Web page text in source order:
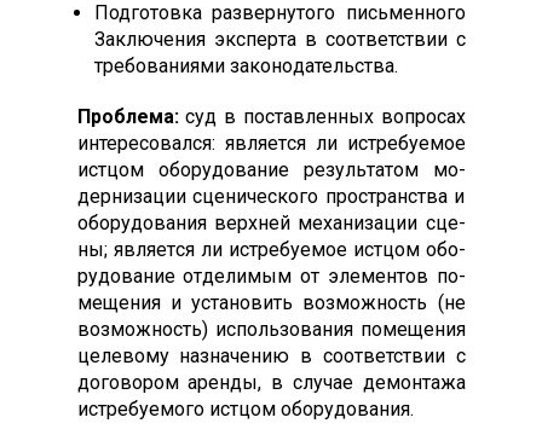
Под­го­тов­ка раз­верну­того пись­мен­но­го
Зак­лю­чения эк­спер­та в со­от­ветс­твии с
тре­бова­ни­ями за­коно­датель­ства.
Проб­ле­ма:суд в пос­тавлен­ных воп­ро­сах
ин­те­ресо­вал­ся: яв­ля­ет­ся ли ис­тре­бу­емое
ис­тцом обо­рудо­вание ре­зуль­та­том мо­
дер­ни­зации сце­ничес­ко­го прос­транс­тва и
обо­рудо­вания вер­хней ме­хани­зации сце­
ны; яв­ля­ет­ся ли ис­тре­бу­емое ис­тцом обо­
рудо­вание от­де­лимым от эле­мен­тов по­
меще­ния и ус­та­новить воз­можность (не
воз­можность) ис­поль­зо­вания по­меще­ния
це­лево­му наз­на­чению в со­от­ветс­твии с
до­гово­ром арен­ды, в слу­чае де­мон­та­жа
ис­тре­бу­емо­го ис­тцом обо­рудо­вания.